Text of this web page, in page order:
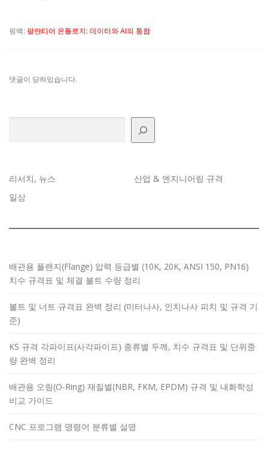
핑백: 팔란티어 온톨로지: 데이터와 AI의 통합
댓글이 닫혀있습니다.
리서치, 뉴스
산업 & 엔지니어링 규격
일상
배관용 플랜지(Flange) 압력 등급별 (10K, 20K, ANSI 150, PN16)
치수 규격표 및 체결 볼트 수량 정리
볼트 및 너트 규격표 완벽 정리 (미터나사, 인치나사 피치 및 규격 기
준)
KS 규격 각파이프(사각파이프) 종류별 두께, 치수 규격표 및 단위중
량 완벽 정리
배관용 오링(O-Ring) 재질별(NBR, FKM, EPDM) 규격 및 내화학성
비교 가이드
CNC 프로그램 명령어 분류별 설명